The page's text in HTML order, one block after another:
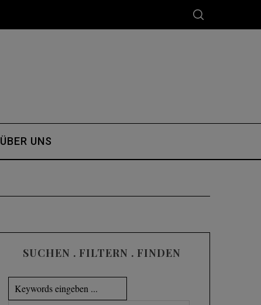
ÜBER UNS
SUCHEN . FILTERN . FINDEN